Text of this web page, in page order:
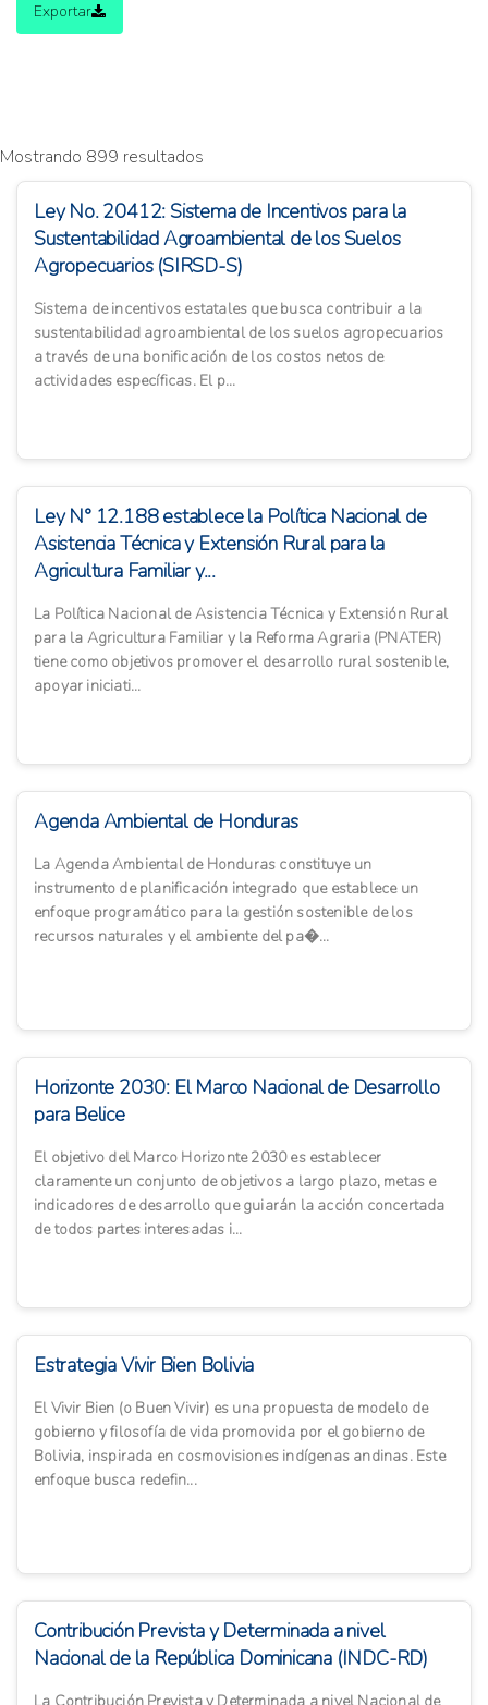
Exportar
Mostrando 899 resultados
Ley No. 20412: Sistema de Incentivos para la
Sustentabilidad Agroambiental de los Suelos
Agropecuarios (SIRSD-S)
Sistema de incentivos estatales que busca contribuir a la
sustentabilidad agroambiental de los suelos agropecuarios
a través de una bonificación de los costos netos de
actividades específicas. El p...
Ley N° 12.188 establece la Política Nacional de
Asistencia Técnica y Extensión Rural para la
Agricultura Familiar y...
La Política Nacional de Asistencia Técnica y Extensión Rural
para la Agricultura Familiar y la Reforma Agraria (PNATER)
tiene como objetivos promover el desarrollo rural sostenible,
apoyar iniciati...
Agenda Ambiental de Honduras
La Agenda Ambiental de Honduras constituye un
instrumento de planificación integrado que establece un
enfoque programático para la gestión sostenible de los
recursos naturales y el ambiente del pa�...
Horizonte 2030: El Marco Nacional de Desarrollo
para Belice
El objetivo del Marco Horizonte 2030 es establecer
claramente un conjunto de objetivos a largo plazo, metas e
indicadores de desarrollo que guiarán la acción concertada
de todos partes interesadas i...
Estrategia Vivir Bien Bolivia
El Vivir Bien (o Buen Vivir) es una propuesta de modelo de
gobierno y filosofía de vida promovida por el gobierno de
Bolivia, inspirada en cosmovisiones indígenas andinas. Este
enfoque busca redefin...
Contribución Prevista y Determinada a nivel
Nacional de la República Dominicana (INDC-RD)